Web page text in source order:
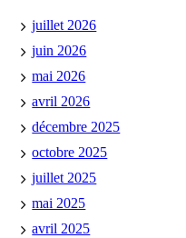
juillet 2026
juin 2026
mai 2026
avril 2026
décembre 2025
octobre 2025
juillet 2025
mai 2025
avril 2025